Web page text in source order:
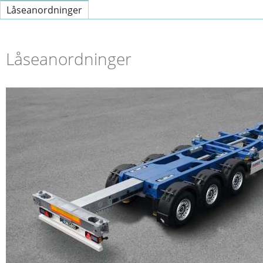
Låseanordninger
Låseanordninger